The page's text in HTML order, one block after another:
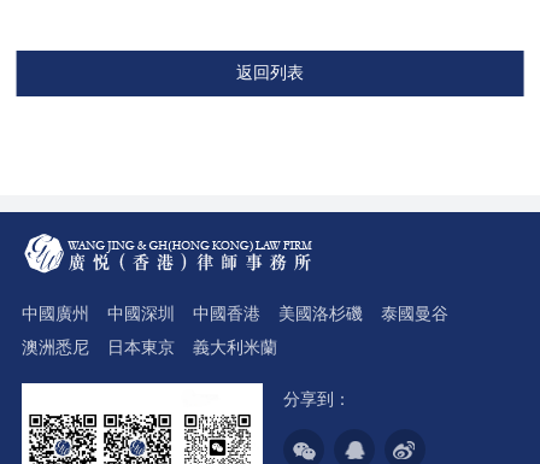
返回列表
中國廣州 中國深圳 中國香港 美國洛杉磯
泰國曼谷
澳洲悉尼
日本東京 義大利米蘭
分享到：